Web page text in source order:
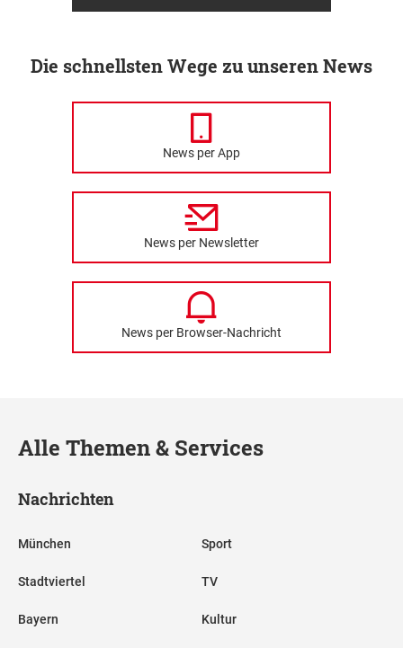
Die schnellsten Wege zu unseren News
News per App
News per Newsletter
News per Browser-Nachricht
Alle Themen & Services
Nachrichten
München
Stadtviertel
Bayern
Sport
TV
Kultur